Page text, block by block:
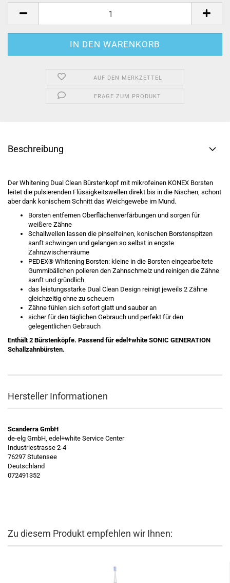
AUF DEN MERKZETTEL
FRAGE ZUM PRODUKT
Beschreibung
Der Whitening Dual Clean Bürstenkopf mit mikrofeinen KONEX Borsten
leitet die pulsierenden Flüssigkeitswellen direkt bis in die Nischen, schont
aber dank konischem Schnitt das Weichgewebe im Mund.
Borsten entfernen Oberflächenverfärbungen und sorgen für
weißere Zähne
Schallwellen lassen die pinselfeinen, konischen Borstenspitzen
sanft schwingen und gelangen so selbst in engste
Zahnzwischenräume
PEDEX® Whitening Borsten: kleine in die Borsten eingearbeitete
Gummibällchen polieren den Zahnschmelz und reinigen die Zähne
sanft und gründlich
das leistungsstarke Dual Clean Design reinigt jeweils 2 Zähne
gleichzeitig ohne zu scheuern
Zähne fühlen sich sofort glatt und sauber an
sicher für den täglichen Gebrauch und perfekt für den
gelegentlichen Gebrauch
Enthält 2 Bürstenköpfe. Passend für edel+white SONIC GENERATION
Schallzahnbürsten.
Hersteller Informationen
Scanderra GmbH
de-elg GmbH, edel+white Service Center
Industriestrasse 2-4
76297 Stutensee
Deutschland
072491352
Zu diesem Produkt empfehlen wir Ihnen: